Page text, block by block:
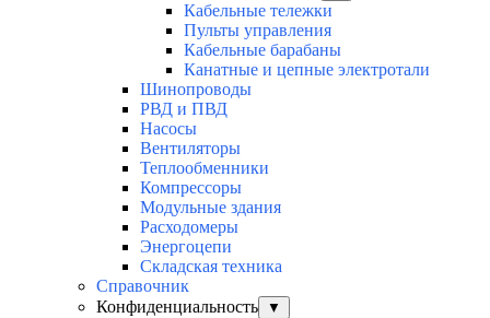
Кабельные тележки
Пульты управления
Кабельные барабаны
Канатные и цепные электротали
Шинопроводы
РВД и ПВД
Насосы
Вентиляторы
Теплообменники
Компрессоры
Модульные здания
Расходомеры
Энергоцепи
Складская техника
Справочник
Конфиденциальность
▼